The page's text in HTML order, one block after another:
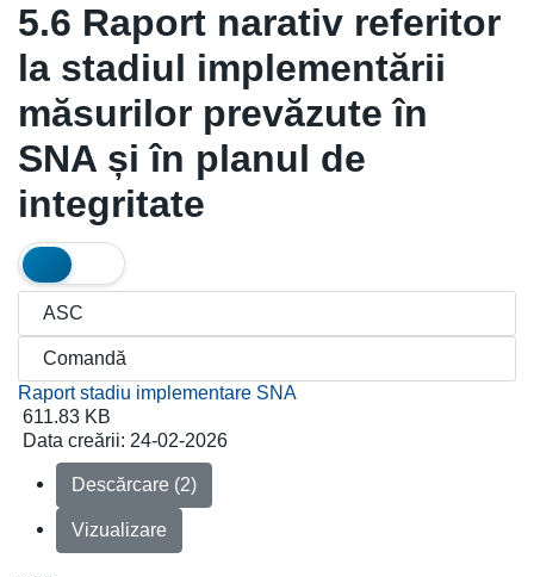
5.6 Raport narativ referitor
la stadiul implementării
măsurilor prevăzute în
SNA și în planul de
integritate
Raport stadiu implementare SNA
611.83 KB
Data creării: 24-02-2026
Descărcare (2)
Vizualizare